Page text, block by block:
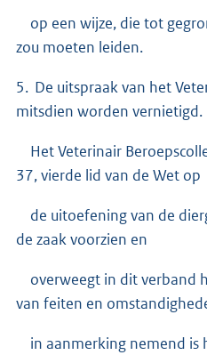
op een wijze, die tot
zou moeten leiden.
5. De uitspraak van het
mitsdien worden vernietigd.
Het Veterinair
37, vierde lid van de Wet op
de uitoefening van de
de zaak voorzien en
overweegt in dit verband
van feiten en
in aanmerking nemend is